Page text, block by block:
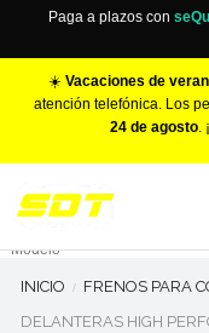
Paga a plazos con
☀️ Vacaciones de
atención telefónica. Los
24 de agosto.
Make
Modelo
INICIO FRENOS PARA
DELANTERAS HIGH